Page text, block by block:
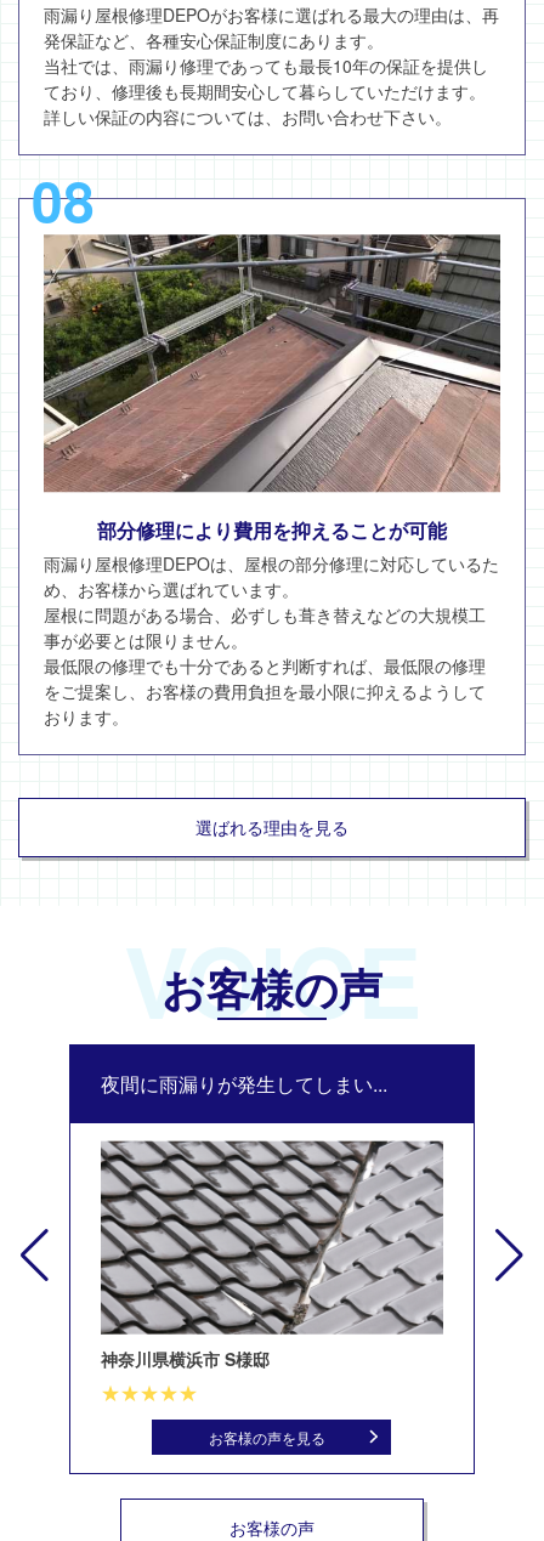
雨漏り屋根修理DEPOがお客様に選ばれる最大の理由は、再
発保証など、各種安心保証制度にあります。
当社では、雨漏り修理であっても最長10年の保証を提供し
ており、修理後も長期間安心して暮らしていただけます。
詳しい保証の内容については、お問い合わせ下さい。
08
部分修理により費用を抑えることが可能
雨漏り屋根修理DEPOは、屋根の部分修理に対応しているた
め、お客様から選ばれています。
屋根に問題がある場合、必ずしも葺き替えなどの大規模工
事が必要とは限りません。
最低限の修理でも十分であると判断すれば、最低限の修理
をご提案し、お客様の費用負担を最小限に抑えるようして
おります。
選ばれる理由を見る
VOICE
お客様の声
夜間に雨漏りが発生してしまい...
神奈川県横浜市 S様邸
お客様の声を見る
お客様の声